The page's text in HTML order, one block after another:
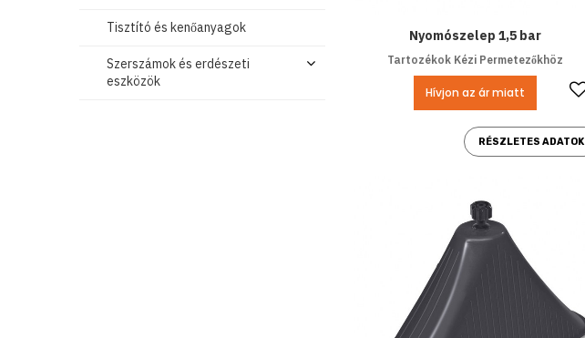
Nyomószelep 1,5 bar
Tartozékok Kézi Permetezőkhöz
Hívjon az ár miatt
RÉSZLETES ADATOK
Tisztító és kenőanyagok
Szerszámok és erdészeti
eszközök